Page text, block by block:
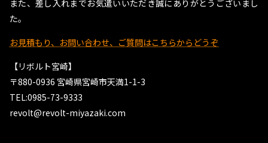
また、差し入れまでお気遣いいただき誠にありがとうございまし
た。
お見積もり、お問い合わせ、ご質問はこちらからどうぞ
【リボルト宮崎】
〒880-0936 宮崎県宮崎市天満1-1-3
TEL:0985-73-9333
revolt@revolt-miyazaki.com